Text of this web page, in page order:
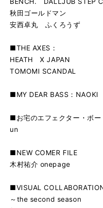
秋田ゴールドマン
安西卓丸 ふくろうず
■THE AXES：
HEATH X JAPAN
TOMOMI SCANDAL
■MY DEAR BASS：NAOKI
■お宅のエフェクター・ボ
un
■NEW COMER FILE
木村祐介 onepage
■VISUAL
～the second season